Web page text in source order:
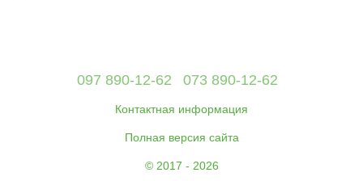
097 890-12-62 073 890-12-62
Контактная информация
Полная версия сайта
© 2017 - 2026